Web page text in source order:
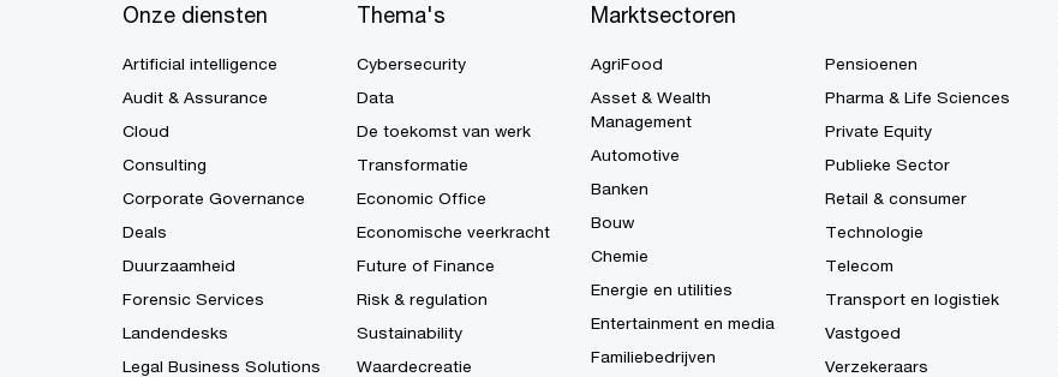
Onze diensten
Artificial intelligence
Audit & Assurance
Cloud
Consulting
Corporate Governance
Deals
Duurzaamheid
Forensic Services
Landendesks
Legal Business Solutions
Thema's
Cybersecurity
Data
De toekomst van werk
Transformatie
Economic Office
Economische veerkracht
Future of Finance
Risk & regulation
Sustainability
Waardecreatie
Marktsectoren
AgriFood
Asset & Wealth
Management
Automotive
Banken
Bouw
Chemie
Energie en utilities
Entertainment en media
Familiebedrijven
Pensioenen
Pharma & Life Sciences
Private Equity
Publieke Sector
Retail & consumer
Technologie
Telecom
Transport en logistiek
Vastgoed
Verzekeraars